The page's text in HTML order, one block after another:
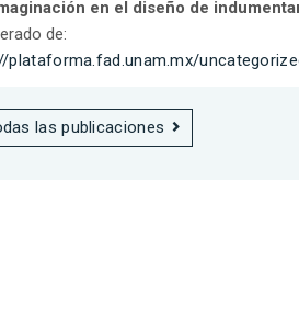
en el diseño de
de:
plataforma.fad.unam.mx/
las publicaciones